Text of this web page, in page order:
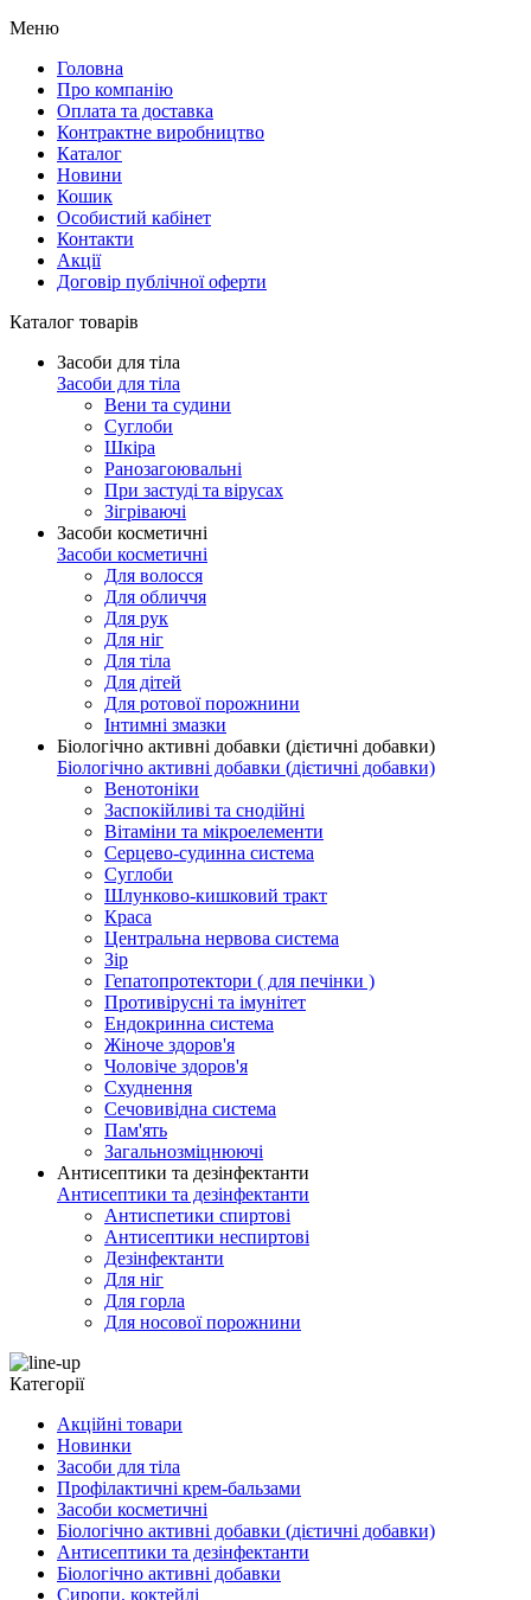
Меню
Головна
Про компанію
Оплата та доставка
Контрактне виробництво
Каталог
Новини
Кошик
Особистий кабінет
Контакти
Акції
Договір публічної оферти
Каталог товарів
Засоби для тіла
Засоби для тіла
Вени та судини
Суглоби
Шкіра
Ранозагоювальні
При застуді та вірусах
Зігріваючі
Засоби косметичні
Засоби косметичні
Для волосся
Для обличчя
Для рук
Для ніг
Для тіла
Для дітей
Для ротової порожнини
Інтимні змазки
Біологічно активні добавки (дієтичні добавки)
Біологічно активні добавки (дієтичні добавки)
Венотоніки
Заспокійливі та снодійні
Вітаміни та мікроелементи
Серцево-судинна система
Суглоби
Шлунково-кишковий тракт
Краса
Центральна нервова система
Зір
Гепатопротектори ( для печінки )
Противірусні та імунітет
Ендокринна система
Жіноче здоров'я
Чоловіче здоров'я
Схуднення
Сечовивідна система
Пам'ять
Загальнозміцнюючі
Антисептики та дезінфектанти
Антисептики та дезінфектанти
Антиспетики спиртові
Антисептики неспиртові
Дезінфектанти
Для ніг
Для горла
Для носової порожнини
Категорії
Акційні товари
Новинки
Засоби для тіла
Профілактичні крем-бальзами
Засоби косметичні
Біологічно активні добавки (дієтичні добавки)
Антисептики та дезінфектанти
Біологічно активні добавки
Сиропи, коктейлі